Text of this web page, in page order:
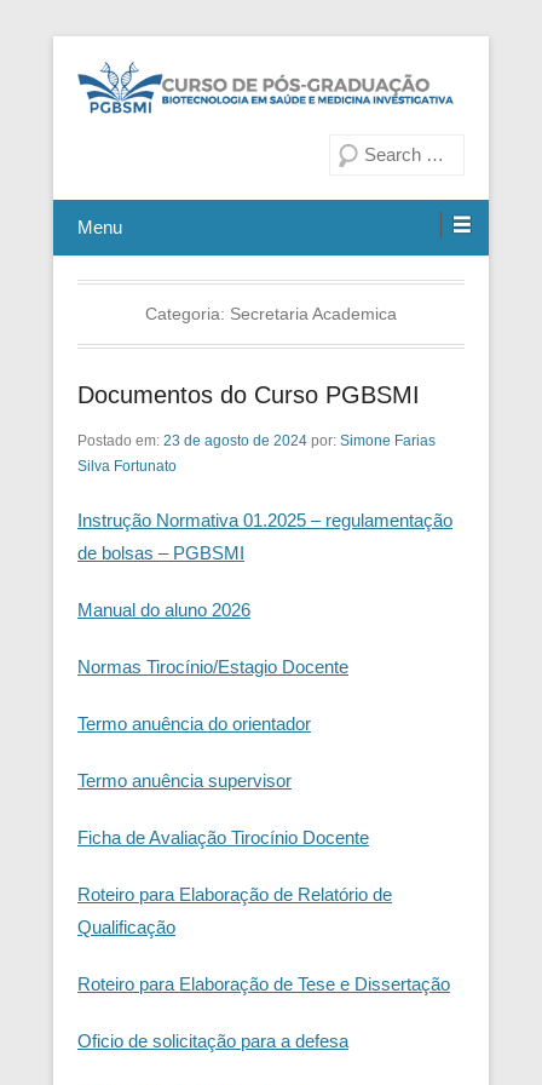
Curso de Pós-Graduação em
Medicina Investigativa
Menu
Categoria: Secretaria Academica
Documentos do Curso PGBSMI
Postado em: 23 de agosto de 2024 por: Simone Farias
Silva Fortunato
Instrução Normativa 01.2025 – regulamentação
de bolsas – PGBSMI
Manual do aluno 2026
Normas Tirocínio/Estagio Docente
Termo anuência do orientador
Termo anuência supervisor
Ficha de Avaliação Tirocínio Docente
Roteiro para Elaboração de Relatório de
Qualificação
Roteiro para Elaboração de Tese e Dissertação
Oficio de solicitação para a defesa